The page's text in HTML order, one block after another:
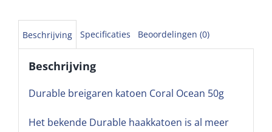
Beschrijving Specificaties Beoordelingen (0)
Beschrijving
Durable breigaren katoen Coral Ocean 50g
Het bekende Durable haakkatoen is al meer